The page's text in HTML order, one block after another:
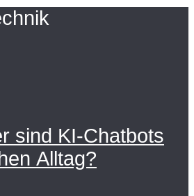
sind KI-Chatbots
Alltag?